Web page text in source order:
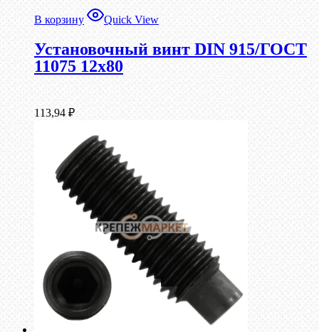
В корзину Quick View
Установочный винт DIN 915/ГОСТ
11075 12х80
113,94 ₽